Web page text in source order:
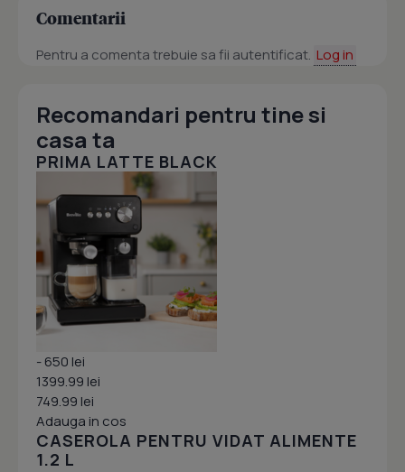
Comentarii
Pentru a comenta trebuie sa fii autentificat. Log in
Recomandari pentru tine si
casa ta
PRIMA LATTE BLACK
- 650 lei
1399.99 lei
749.99 lei
Adauga in cos
CASEROLA PENTRU VIDAT ALIMENTE
1.2 L